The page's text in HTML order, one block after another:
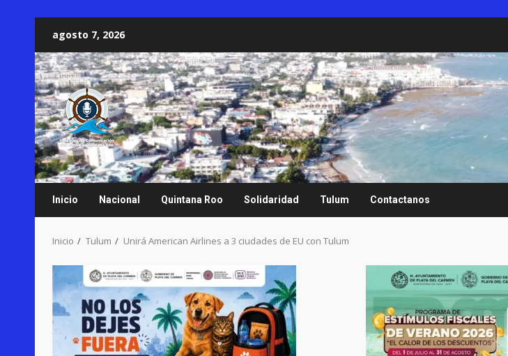
contenido
agosto 7, 2026
Inicio Nacional Quintana Roo Solidaridad Tulum Contactanos
Inicio Tulum Unirá American Airlines a 3 ciudades de EU con Tulum